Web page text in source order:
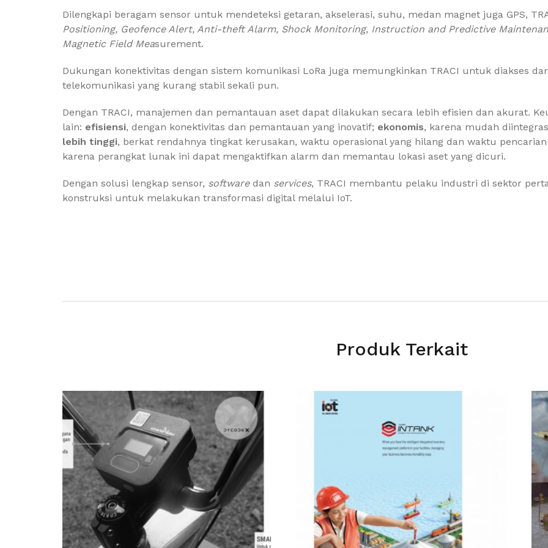
Dilengkapi beragam sensor untuk mendeteksi getaran, akselerasi, suhu, medan magnet juga GPS,
Positioning, Geofence Alert, Anti-theft Alarm, Shock Monitoring, Instruction and Predictive
Magnetic Field Measurement.
Dukungan konektivitas dengan sistem komunikasi LoRa juga memungkinkan TRACI untuk diakses
telekomunikasi yang kurang stabil sekali pun.
Dengan TRACI, manajemen dan pemantauan aset dapat dilakukan secara lebih efisien dan akurat.
lain: efisiensi, dengan konektivitas dan pemantauan yang inovatif; ekonomis, karena mudah
lebih tinggi, berkat rendahnya tingkat kerusakan, waktu operasional yang hilang dan waktu
karena perangkat lunak ini dapat mengaktifkan alarm dan memantau lokasi aset yang dicuri.
Dengan solusi lengkap sensor, softwaredan services, TRACI membantu pelaku industri di sektor
konstruksi untuk melakukan transformasi digital melalui IoT.
Produk Terkait